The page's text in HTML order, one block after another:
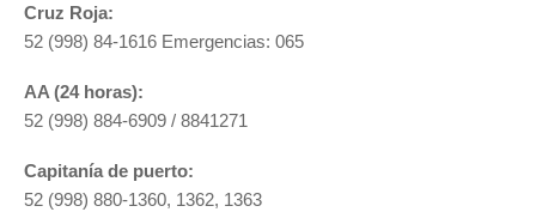
Cruz Roja:
52 (998) 84-1616 Emergencias: 065
AA (24 horas):
52 (998) 884-6909 / 8841271
Capitanía de puerto:
52 (998) 880-1360, 1362, 1363